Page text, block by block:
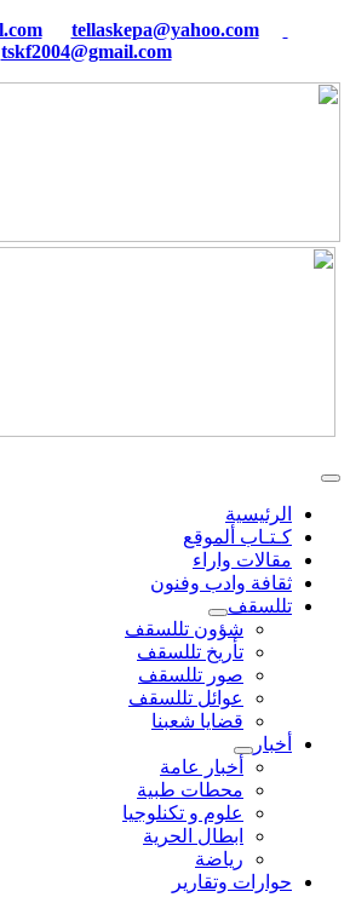
tellaskepa@yahoo.com
tskf2004@gmail.com
الرئيسية
كـتـاب ألموقع
مقالات واراء
ثقافة وادب وفنون
تللسقف
شؤون تللسقف
تأريخ تللسقف
صور تللسقف
عوائل تللسقف
قضايا شعبنا
أخبار
أخبار عامة
محطات طبية
علوم و تکنلوجیا
ابطال الحرية
رياضة
حوارات وتقارير